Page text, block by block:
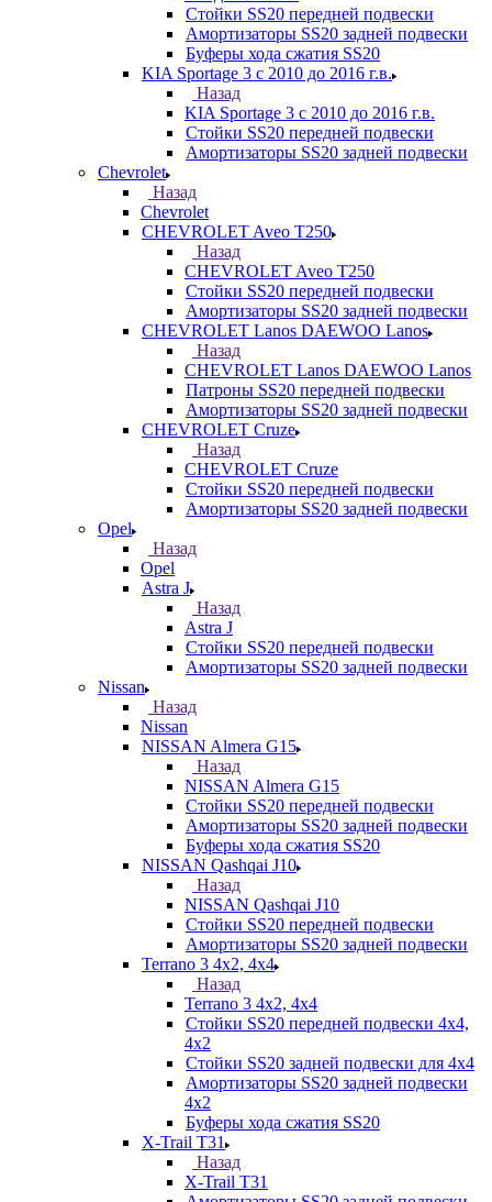
Стойки SS20 передней подвески
Амортизаторы SS20 задней подвески
Буферы хода сжатия SS20
KIA Sportage 3 с 2010 до 2016 г.в.
Назад
KIA Sportage 3 с 2010 до 2016 г.в.
Стойки SS20 передней подвески
Амортизаторы SS20 задней подвески
Chevrolet
Назад
Chevrolet
CHEVROLET Aveo T250
Назад
CHEVROLET Aveo T250
Стойки SS20 передней подвески
Амортизаторы SS20 задней подвески
CHEVROLET Lanos DAEWOO Lanos
Назад
CHEVROLET Lanos DAEWOO Lanos
Патроны SS20 передней подвески
Амортизаторы SS20 задней подвески
CHEVROLET Cruze
Назад
CHEVROLET Cruze
Стойки SS20 передней подвески
Амортизаторы SS20 задней подвески
Opel
Назад
Opel
Astra J
Назад
Astra J
Стойки SS20 передней подвески
Амортизаторы SS20 задней подвески
Nissan
Назад
Nissan
NISSAN Almera G15
Назад
NISSAN Almera G15
Стойки SS20 передней подвески
Амортизаторы SS20 задней подвески
Буферы хода сжатия SS20
NISSAN Qashqai J10
Назад
NISSAN Qashqai J10
Стойки SS20 передней подвески
Амортизаторы SS20 задней подвески
Terrano 3 4х2, 4х4
Назад
Terrano 3 4х2, 4х4
Стойки SS20 передней подвески 4х4,
4x2
Стойки SS20 задней подвески для 4х4
Амортизаторы SS20 задней подвески
4х2
Буферы хода сжатия SS20
X-Trail T31
Назад
X-Trail T31